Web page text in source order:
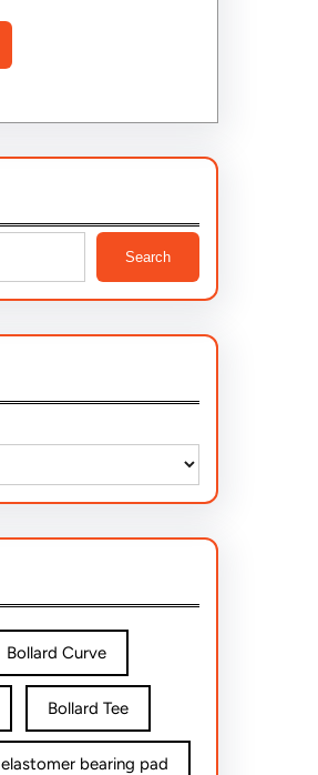
Search
Bollard Curve
Bollard Tee
elastomer bearing pad